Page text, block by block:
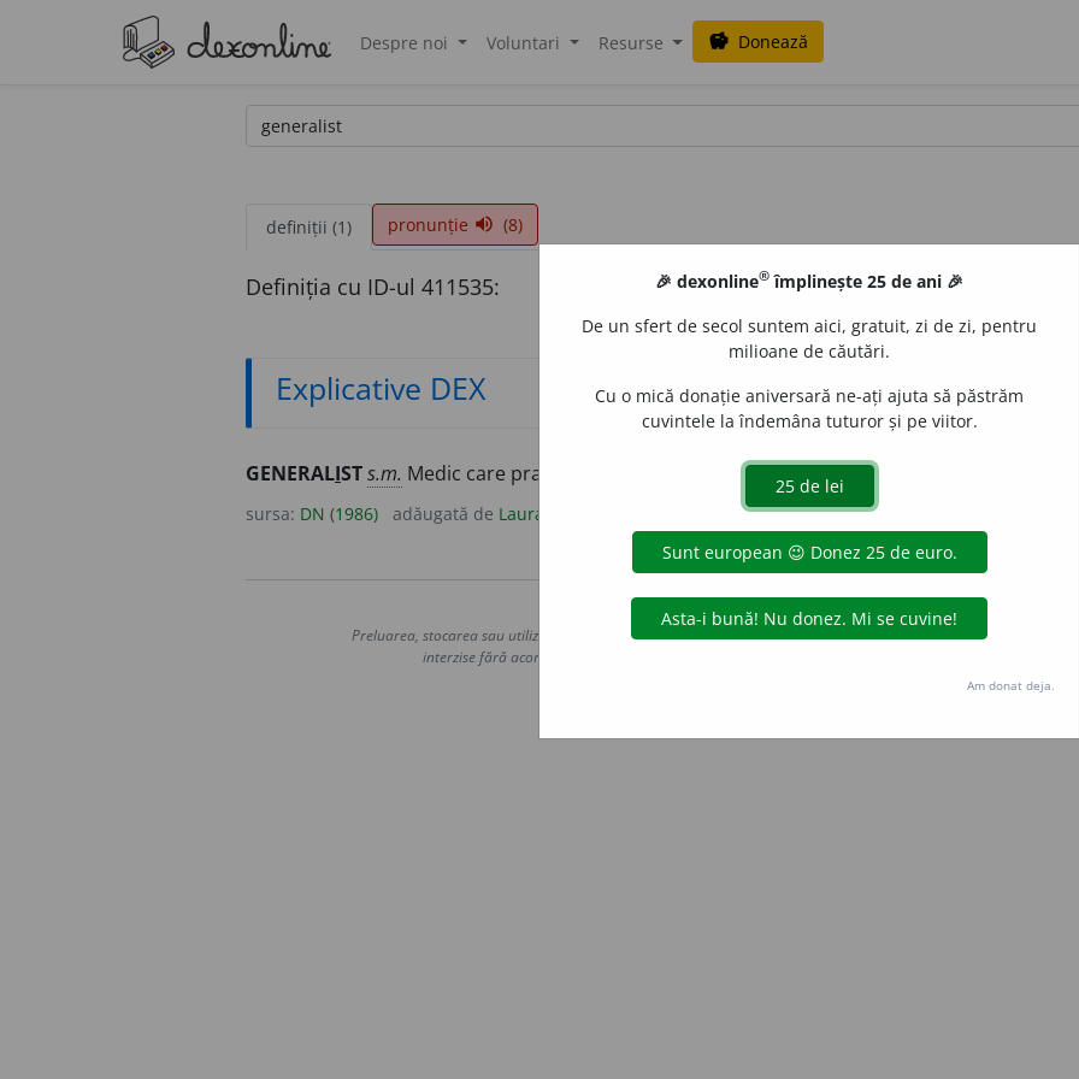
Despre noi Voluntari Resurse savings Donează
definiții (1) pronunție volume_up (8)
Definiția cu ID-ul 411535:
Explicative DEX
GENERALISTs.m. Medic care practică îngrijirea bolnavilor în general, fără o strictă
sursa: DN (1986) adăugată de LauraGellner
Copyright © 2004-2026 dexonline (https://dexonline.ro)
Preluarea, stocarea sau utilizarea datelor de pe acest site, inclusiv prin orice metode de extragere automată
interzise fără acordul nostru prealabil scris, cu excepția seturilor de date oferite oficial spre utilizare
Hosterion
🎉 dexonline® împlinește 25 de ani 🎉
De un sfert de secol suntem aici, gratuit, zi de zi, pentru
milioane de căutări.
Cu o mică donație aniversară ne-ați ajuta să păstrăm
cuvintele la îndemâna tuturor și pe viitor.
Am donat deja.